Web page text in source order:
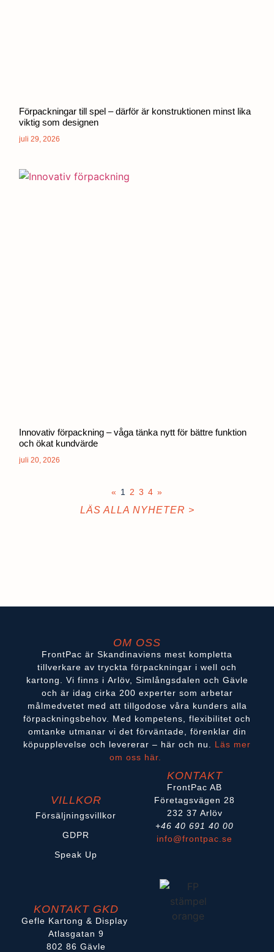
Förpackningar till spel – därför är konstruktionen minst lika
viktig som designen
juli 29, 2026
Innovativ förpackning – våga tänka nytt för bättre funktion
och ökat kundvärde
juli 20, 2026
« 1 2 3 4 »
LÄS ALLA NYHETER >
OM OSS
FrontPac är Skandinaviens mest kompletta
tillverkare av tryckta förpackningar i well och
kartong. Vi finns i Arlöv, Simlångsdalen och Gävle
och är idag cirka 200 experter som arbetar
målmedvetet med att tillgodose våra kunders alla
förpackningsbehov. Med kompetens, flexibilitet och
omtanke utmanar vi det förväntade, förenklar din
köpupplevelse och levererar – här och nu. Läs mer
om oss här.
VILLKOR
Försäljningsvillkor
GDPR
Speak Up
KONTAKT
FrontPac AB
Företagsvägen 28
232 37 Arlöv
+46 40 691 40 00
info@frontpac.se
KONTAKT GKD
Gefle Kartong & Display
Atlasgatan 9
802 86 Gävle